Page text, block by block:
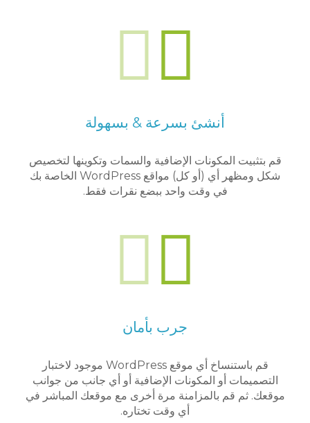
أنشئ بسرعة & بسهولة
قم بتثبيت المكونات الإضافية والسمات وتكوينها لتخصيص
شكل ومظهر أي (أو كل) مواقع WordPress الخاصة بك
في وقت واحد ببضع نقرات فقط.
جرب بأمان
قم باستنساخ أي موقع WordPress موجود لاختبار
التصميمات أو المكونات الإضافية أو أي جانب من جوانب
موقعك. ثم قم بالمزامنة مرة أخرى مع موقعك المباشر في
أي وقت تختاره.